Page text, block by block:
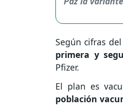
Según cifras
primera y
Pfizer.
El plan es
población